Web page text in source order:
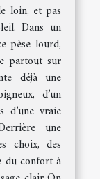
loin, et pas
Dans un
pèse lourd,
partout sur
déjà une
d’un
vraie
une
choix, des
du confort à